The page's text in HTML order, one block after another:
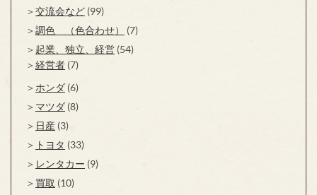
交流会など (99)
調色 （色合わせ）
(7)
起業、独立、経営 (54)
経営者 (7)
ホンダ (6)
マツダ (8)
日産 (3)
トヨタ (33)
レンタカー (9)
買取 (10)